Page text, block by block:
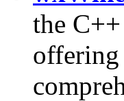
the
offering